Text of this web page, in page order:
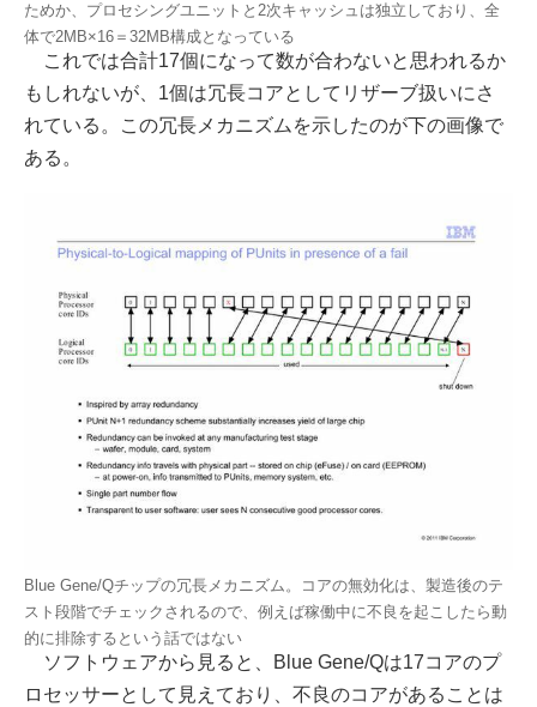
ためか、プロセシングユニットと2次キャッシュは独立しており、全
体で2MB×16＝32MB構成となっている
これでは合計17個になって数が合わないと思われるか
もしれないが、1個は冗長コアとしてリザーブ扱いにさ
れている。この冗長メカニズムを示したのが下の画像で
ある。
Blue Gene/Qチップの冗長メカニズム。コアの無効化は、製造後のテ
スト段階でチェックされるので、例えば稼働中に不良を起こしたら動
的に排除するという話ではない
ソフトウェアから見ると、Blue Gene/Qは17コアのプ
ロセッサーとして見えており、不良のコアがあることは